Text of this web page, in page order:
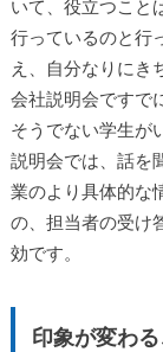
いて、役立つこと
行っているのと行
え、自分なりにき
会社説明会ですで
そうでない学生が
説明会では、話を
業のより具体的な
の、担当者の受け
効です。
印象が変わ